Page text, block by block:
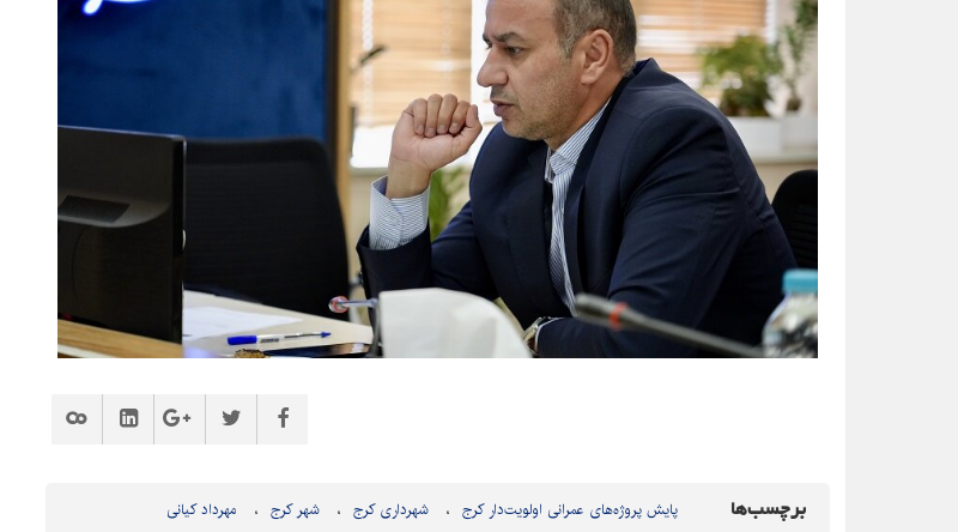
برچسب‌ها پایش پروژه‌های عمرانی اولویت‌دار کرج شهرداری کرج شهر کرج مهرداد کیانی